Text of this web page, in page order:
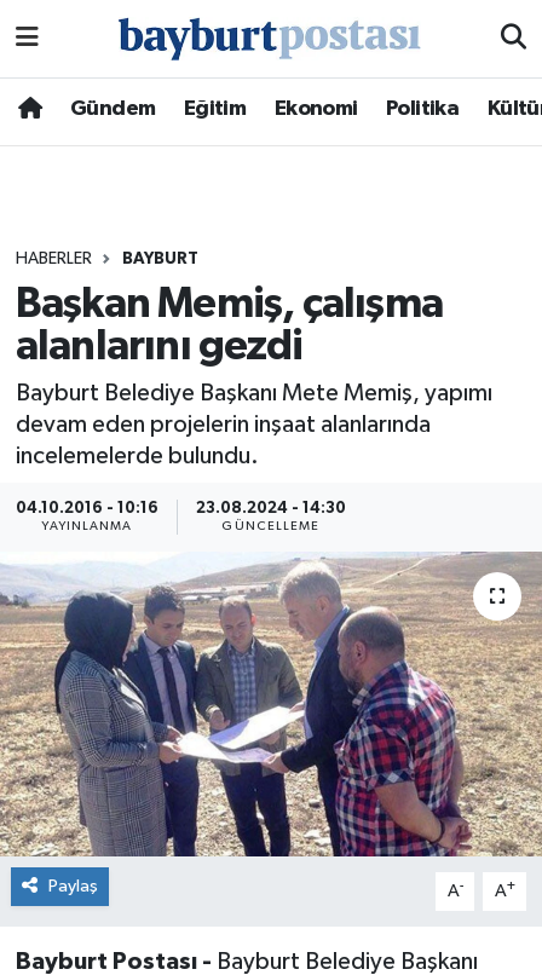
Gündem Eğitim Ekonomi Politika
HABERLER BAYBURT
Başkan Memiş, çalışma
alanlarını gezdi
Bayburt Belediye Başkanı Mete Memiş, yapımı
devam eden projelerin inşaat alanlarında
incelemelerde bulundu.
04.10.2016 - 10:16
YAYINLANMA
23.08.2024 - 14:30
GÜNCELLEME
Paylaş A- A+
Bayburt Postası - Bayburt Belediye Başkanı
Hava Durumu
Süper Lig Puan Durumu ve Fikstür
Tüm Manşetler
Son Dakika Haberleri
Haber Arşivi